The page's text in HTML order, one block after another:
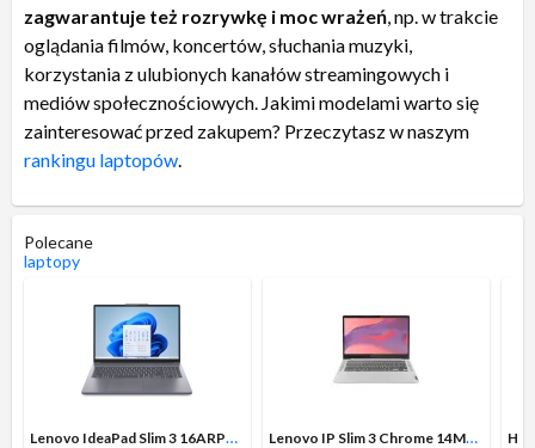
zagwarantuje też rozrywkę i moc wrażeń, np. w trakcie
oglądania filmów, koncertów, słuchania muzyki,
korzystania z ulubionych kanałów streamingowych i
mediów społecznościowych. Jakimi modelami warto się
zainteresować przed zakupem? Przeczytasz w naszym
rankingu laptopów.
Polecane
laptopy
Lenovo IdeaPad Slim 3 16ARP10 16" R5 7535HS 24GB RAM 512GB Dysk SSD Win11 Szary Lenovo IP Slim 3 Chrome 14M868 14" Kompanio 520 8GB RAM 128GB Dysk SSD ChromeOS Szary